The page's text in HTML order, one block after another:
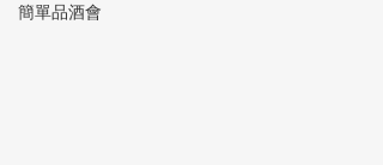
簡單品酒會